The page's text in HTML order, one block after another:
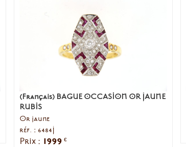
(Français) BAGUE OCCASION OR JAUNE
RUBIS
Or jaune
réf. : 6484J
Prix : 1999 €